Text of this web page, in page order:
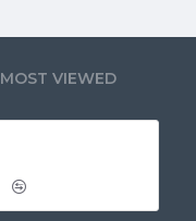
MOST VIEWED